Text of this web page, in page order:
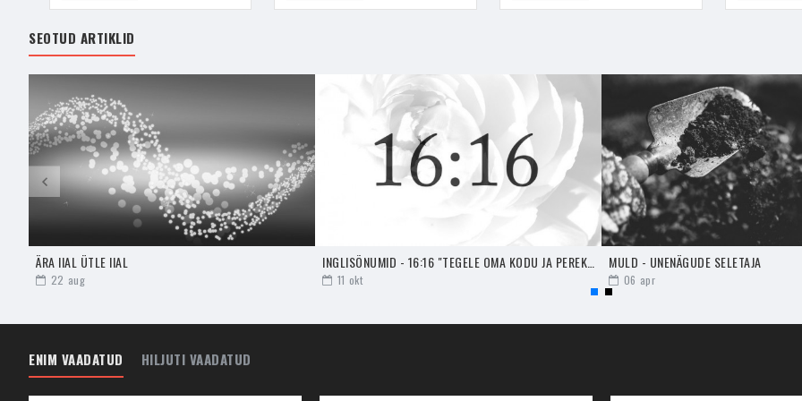
Viirukitega puhastamisel soovitan alati akna lahti hoida, et negatiivne energia saaks kodust
puidust, metallist ja keraamikast. Kasuta viirukit põletades kindlasti selleks ettenähtud alust,
Viiruki tööle aktiveerimiseks aseta selle ots tikust saadud tuleleegi sisse. Lase viirukil leek
Seejärel hakkab viiruk suitsema ja oma tööd tegema. Sellisel kujul jäta viiruk viirukihoidjale
või tuppa, kus sa seda hoida soovid hoida.
Kindlasti ei tohiks väikesel lapsel olla ligipääs põlevale viirukile. Viiruki suitsev osa on
Sea viirukile eesmärk ja kodeeri see
Viirukeid on võimalik kasutada ka konkreetsetel eesmärkidel ja nende kodeerimine aitab sul
Igal taimel on oma vägi ja seda arvestades saad sa viiruki konkreetse eesmärgi nimel tööle
SEOTUD ARTIKLID
ÄRA IIAL ÜTLE IIAL
22 aug
INGLISÕNUMID - 16:16 "TEGELE OMA KODU JA PEREKONNAGA"
11 okt
MULD - UNENÄGUDE SELETAJA
06 apr
ENIM VAADATUD HILJUTI VAADATUD